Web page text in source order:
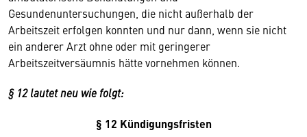
Gesundenuntersuchungen, die nicht außerhalb der
Arbeitszeit erfolgen konnten und nur dann, wenn sie nicht
ein anderer Arzt ohne oder mit geringerer
Arbeitszeitversäumnis hätte vornehmen können.
§ 12 lautet neu wie folgt:
§ 12 Kündigungsfristen